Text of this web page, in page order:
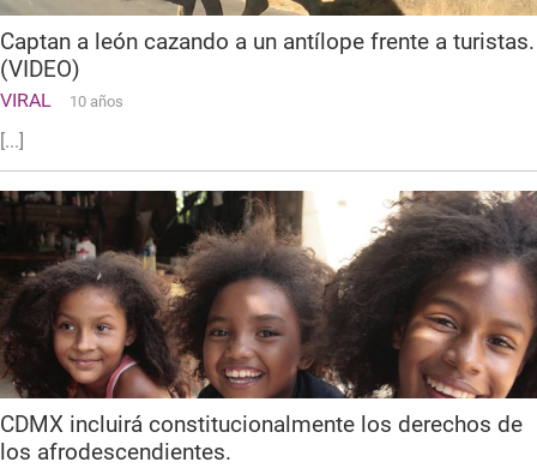
Captan a león cazando a un antílope frente a turistas.
(VIDEO)
VIRAL 10 años
[...]
CDMX incluirá constitucionalmente los derechos de
los afrodescendientes.